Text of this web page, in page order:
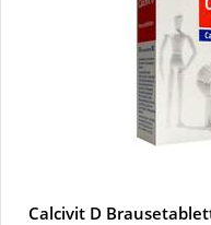
Calcivit D